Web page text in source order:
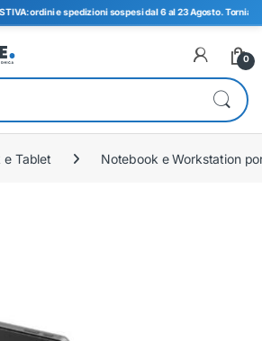
ordini e spedizioni sospesi dal 6 al 23 Agosto. Torniamo
0
e Tablet Notebook e Workstation